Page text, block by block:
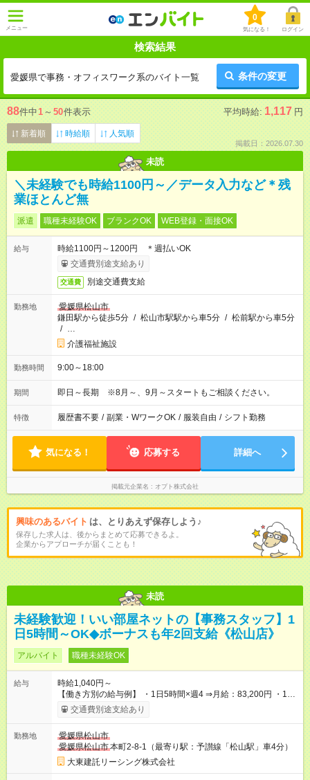
メニュー
0
気になる！ ログイン
検索結果
愛媛県で事務・オフィスワーク系のバイト一覧 条件の変更
88件中1 ～ 50件表示 平均時給: 1,117 円
新着順 時給順 人気順
掲載日：2026.07.30
未読
＼未経験でも時給1100円～／データ入力など＊残
業ほとんど無
派遣 職種未経験OK ブランクOK WEB登録・面接OK
給与
時給1100円～1200円 ＊週払いOK
交通費別途支給あり
交通費 別途交通費支給
勤務地
愛媛県松山市
鎌田駅から徒歩5分 / 松山市駅駅から車5分 / 松前駅から車5分
/ …
介護福祉施設
勤務時間 9:00～18:00
期間 即日～長期 ※8月～、9月～スタートもご相談ください。
特徴 履歴書不要 / 副業・WワークOK / 服装自由 / シフト勤務
気になる！ 応募する 詳細へ
掲載元企業名 オプト株式会社
興味のあるバイト は、とりあえず保存しよう♪
保存した求人は、後からまとめて応募できるよ。
企業からアプローチが届くことも！
未読
未経験歓迎！いい部屋ネットの【事務スタッフ】1
日5時間～OK◆ボーナスも年2回支給《松山店》
アルバイト 職種未経験OK
給与
時給1,040円～
【働き方別の給与例】 ・1日5時間×週4 ⇒月給：83,200円 ・1日
8時間×週5 ⇒月給：166,400円 ☆ライフスタイルに合わせて柔軟
に働けます！ 《昇給》 あり※会社業績による 《賞与》 年2回あ
月4万円) ●資格手当(宅地建物取引士：1万円/月) 【試用期間】試
用期間なし
交通費別途支給あり
勤務地
愛媛県松山市
愛媛県松山市本町2-8-1（最寄り駅：予讃線「松山駅」車4分）
大東建託リーシング株式会社